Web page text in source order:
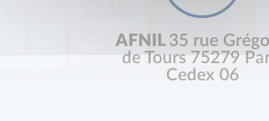
AFNIL 35 rue
de Tours 75279
Cedex 06